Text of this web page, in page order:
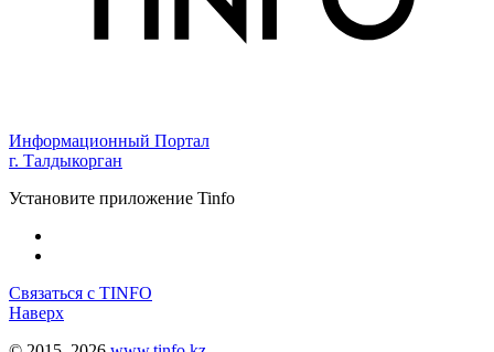
Информационный Портал
г. Талдыкорган
Установите приложение Tinfo
Связаться с TINFO
Наверх